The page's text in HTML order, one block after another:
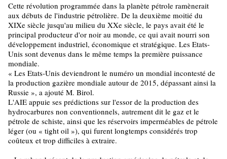
Cette révolution programmée dans la planète pétrole ramènerait
aux débuts de l'industrie pétrolière. De la deuxième moitié du
XIXe siècle jusqu'au milieu du XXe siècle, le pays avait été le
principal producteur d'or noir au monde, ce qui avait nourri son
développement industriel, économique et stratégique. Les Etats-
Unis sont devenus dans le même temps la première puissance
mondiale.
« Les Etats-Unis deviendront le numéro un mondial incontesté de
la production gazière mondiale autour de 2015, dépassant ainsi la
Russie », a ajouté M. Birol.
L'AIE appuie ses prédictions sur l'essor de la production des
hydrocarbures non conventionnels, autrement dit le gaz et le
pétrole de schiste, ainsi que les réservoirs imperméables de pétrole
léger (ou « tight oil »), qui furent longtemps considérés trop
coûteux et trop difficiles à extraire.